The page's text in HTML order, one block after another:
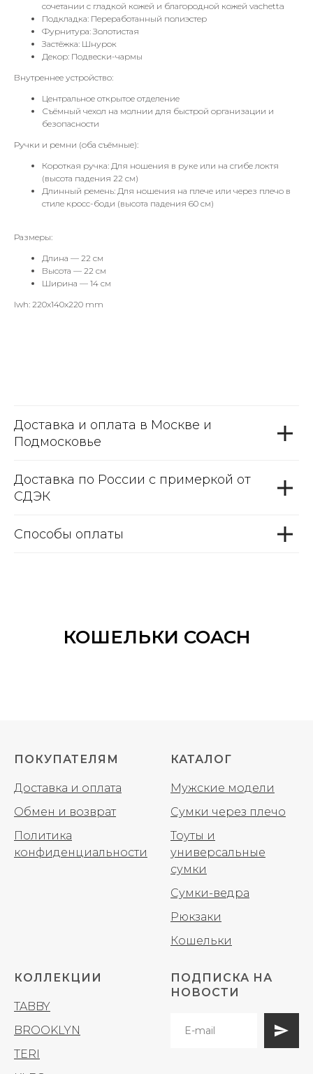
сочетании с гладкой кожей и благородной кожей vachetta
Подкладка: Переработанный полиэстер
Фурнитура: Золотистая
Застёжка: Шнурок
Декор: Подвески-чармы
Внутреннее устройство:
Центральное открытое отделение
Съёмный чехол на молнии для быстрой организации и
безопасности
Ручки и ремни (оба съёмные):
Короткая ручка: Для ношения в руке или на сгибе локтя
(высота падения 22 см)
Длинный ремень: Для ношения на плече или через плечо в
стиле кросс-боди (высота падения 60 см)
Размеры:
Длина — 22 см
Высота — 22 см
Ширина — 14 см
lwh: 220x140x220 mm
Доставка и оплата в Москве и
Подмосковье
Доставка по России с примеркой от
СДЭК
Способы оплаты
КОШЕЛЬКИ COACH
ПОКУПАТЕЛЯМ
Доставка и оплата
Обмен и возврат
Политика
конфиденциальности
КАТАЛОГ
Мужские модели
Сумки через плечо
Тоуты и
универсальные
сумки
Сумки-ведра
Рюкзаки
Кошельки
КОЛЛЕКЦИИ
TABBY
BROOKLYN
TERI
ПОДПИСКА НА
НОВОСТИ